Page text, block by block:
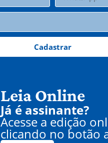
Cadastrar
Leia Online
Já é assinante?
Acesse a edição
clicando no botão